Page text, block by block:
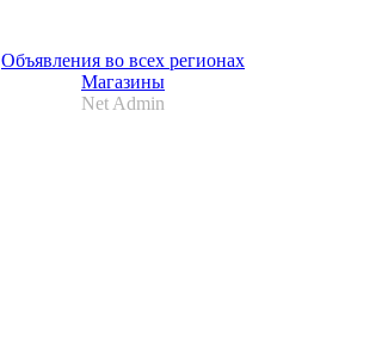
Объявления во всех регионах
Магазины
Net Admin